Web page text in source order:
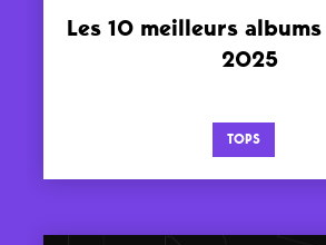
Les 10 meilleurs
2025
TOPS